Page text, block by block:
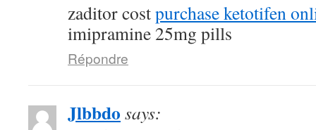
zaditor costpurchase ketotifen
imipramine 25mg pills
Répondre
Jlbbdo says: